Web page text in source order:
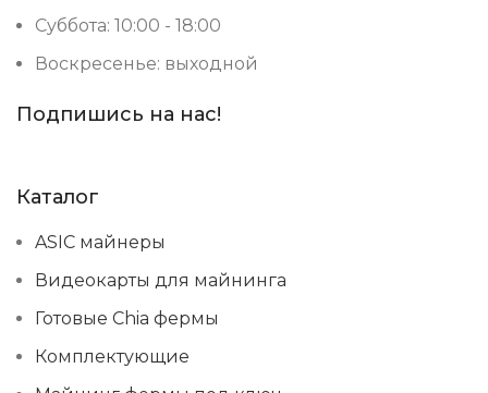
Суббота: 10:00 - 18:00
Воскресенье: выходной
Подпишись на нас!
Каталог
ASIC майнеры
Видеокарты для майнинга
Готовые Chia фермы
Комплектующие